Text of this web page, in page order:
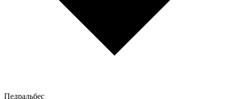
Педральбес